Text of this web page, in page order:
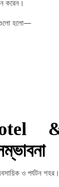
করেন।
গুলো হলো—
ও পর্যটন শহর।